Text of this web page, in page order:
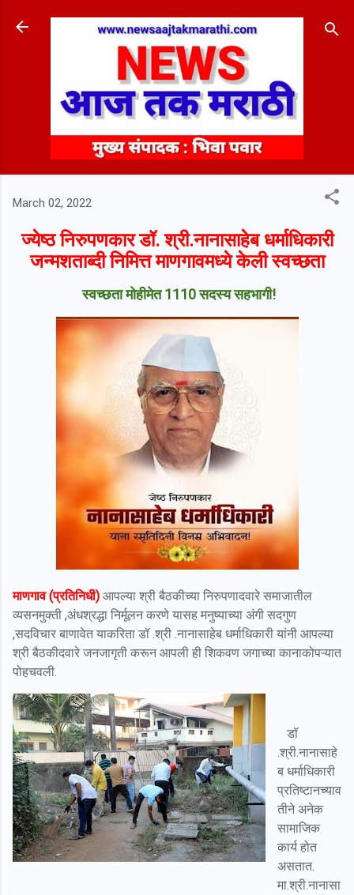
Skip to main content
March 02, 2022
ज्येष्ठ निरुपणकारडॉ. श्री.नानासाहेब धर्माधिकारी
जन्मशताब्दीनिमित्त माणगावमध्ये केली स्वच्छता
स्वच्छता मोहीमेत 1110 सदस्य सहभागी!
माणगाव (प्रतिनिधी) आपल्या श्री बैठकीच्या निरुपणादवारे समाजातील
व्यसनमुक्ती ,अंधश्रद्धा निर्मूलन करणे यासह मनुष्याच्या अंगी सदगुण
,सदविचार बाणावेत याकरिता डॉ .श्री .नानासाहेब धर्माधिकारी यांनी आपल्या
श्री बैठकीदवारे जनजागृती करून आपली ही शिकवण जगाच्या कानाकोपऱ्यात
पोहचवली.
डॉ
.श्री.नानासाहे
ब धर्माधिकारी
प्रतिष्टानच्याव
तीने अनेक
सामाजिक
कार्य होत
असतात.
मा.श्री.नानासा